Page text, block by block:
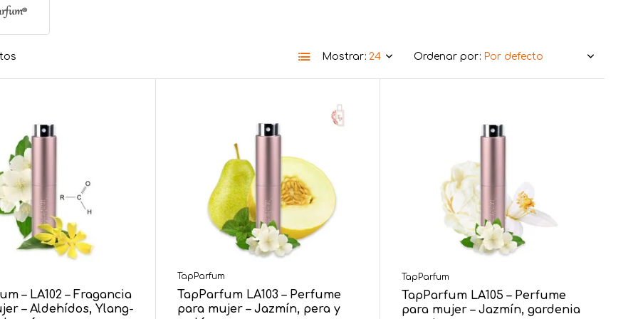
Mostrar: Ordenar por:
– LA102 – Fragancia
– Aldehídos, Ylang-
TapParfum
TapParfum LA103 – Perfume
para mujer – Jazmín, pera y
TapParfum
TapParfum LA105 – Perfume
para mujer – Jazmín, gardenia